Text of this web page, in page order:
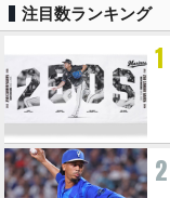
注目数ランキング
1
2